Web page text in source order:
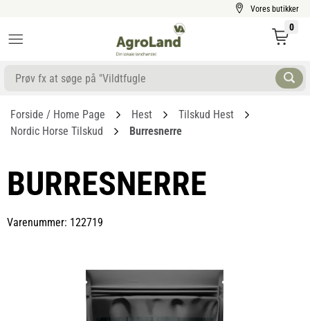
Vores butikker
0
Forside / Home Page Hest
Tilskud Hest
Nordic Horse Tilskud
Burresnerre
BURRESNERRE
Varenummer: 122719